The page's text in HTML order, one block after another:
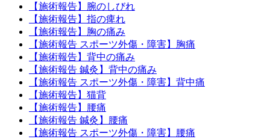
【施術報告】腕のしびれ
【施術報告】指の痺れ
【施術報告】胸の痛み
【施術報告 スポーツ外傷・障害】胸痛
【施術報告】背中の痛み
【施術報告 鍼灸】背中の痛み
【施術報告 スポーツ外傷・障害】背中痛
【施術報告】猫背
【施術報告】腰痛
【施術報告 鍼灸】腰痛
【施術報告 スポーツ外傷・障害】腰痛